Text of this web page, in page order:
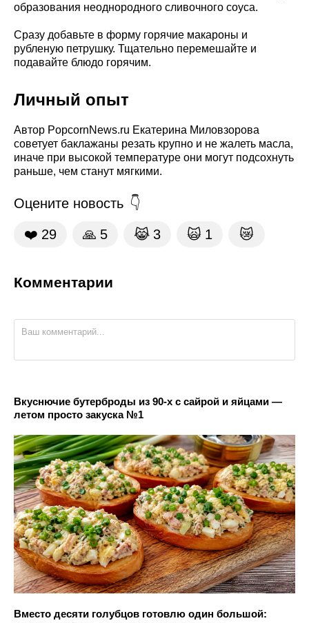
образования неоднородного сливочного соуса.
Сразу добавьте в форму горячие макароны и
рубленую петрушку. Тщательно перемешайте и
подавайте блюдо горячим.
Личный опыт
Автор PopcornNews.ru Екатерина Миловзорова
советует баклажаны резать крупно и не жалеть масла,
иначе при высокой температуре они могут подсохнуть
раньше, чем станут мягкими.
Оцените новость
❤️ 29 🙏 5 😹 3 🙀 1 😿
Комментарии
Вкуснючие бутерброды из 90-х с сайрой и яйцами —
летом просто закуска №1
Вместо десяти голубцов готовлю один большой: